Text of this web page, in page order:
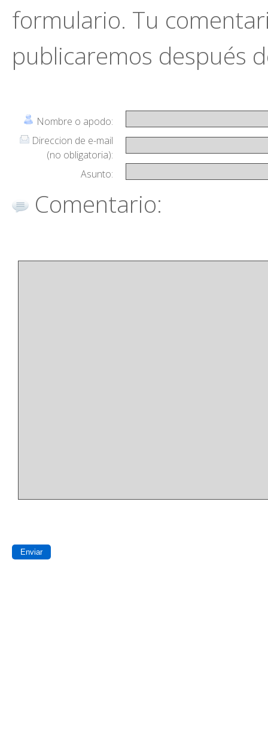
formulario. Tu
publicaremos después
Nombre o apodo:
Direccion de e-mail
(no obligatoria):
Asunto:
Comentario: